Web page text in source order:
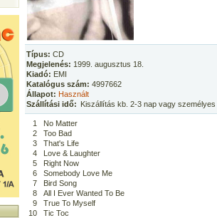
Típus: CD
Megjelenés: 1999. augusztus 18.
Kiadó: EMI
Katalógus szám: 4997662
Állapot: Használt
Szállítási idő: Kiszállítás kb. 2-3 nap vagy
1
No Matter
2
Too Bad
3
That's Life
4
Love & Laughter
5
Right Now
6
Somebody Love Me
7
Bird Song
8
All I Ever Wanted To Be
9
True To Myself
10
Tic Toc